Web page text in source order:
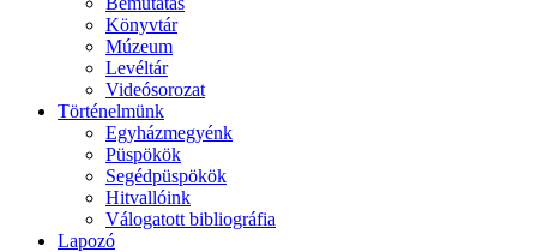
Könyvtár
Múzeum
Levéltár
Videósorozat
Történelmünk
Egyházmegyénk
Püspökök
Segédpüspökök
Hitvallóink
Válogatott bibliográfia
Lapozó